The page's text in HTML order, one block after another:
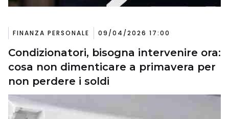
FINANZA PERSONALE 09/04/2026 17:00
Condizionatori, bisogna intervenire ora:
cosa non dimenticare a primavera per
non perdere i soldi